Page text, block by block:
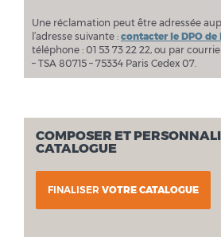
Une réclamation peut être adressée
l’adresse suivante : contacter le DPO de
téléphone : 01 53 73 22 22, ou par
– TSA 80715 – 75334 Paris Cedex 07.
COMPOSER ET
CATALOGUE
FINALISER VOTRE CATALOGUE